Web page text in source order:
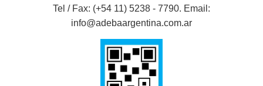
Tel / Fax: (+54 11) 5238 - 7790. Email:
info@adebaargentina.com.ar